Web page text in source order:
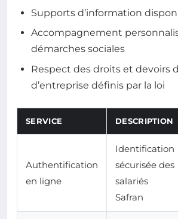
Supports d’information
Accompagnement
démarches sociales
Respect des droits et devoirs
d’entreprise définis par la loi
SERVICE DESCRIPTION
Authentification
en ligne
Identification
sécurisée des
salariés
Safran